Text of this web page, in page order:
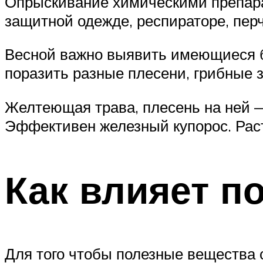
защитной одежде, респираторе,
Весной важно выявить имеющиеся
поразить разные плесени, грибные
Желтеющая трава, плесень на ней
Эффективен железный купорос.
Как влияет
Для того чтобы полезные вещества